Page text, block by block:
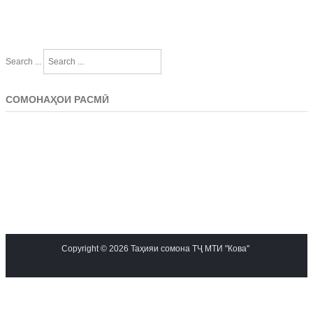
Search ...
СОМОНАҲОИ РАСМӢ
Copyright © 2026 Таҳияи сомона ТҶ МТИ "Кова"